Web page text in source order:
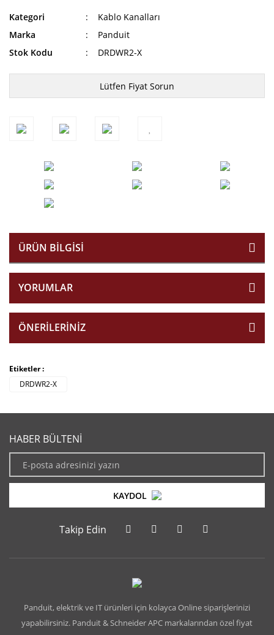
Kategori
Kablo Kanalları
Marka
Panduit
Stok Kodu
DRDWR2-X
Lütfen Fiyat Sorun
ÜRÜN BILGISI
YORUMLAR
ÖNERILERINIZ
Etiketler :
DRDWR2-X
HABER BÜLTENİ
KAYDOL
Takip Edin
Panduit, elektrik ve IT ürünleri için kolayca Online siparişlerinizi
yapabilirsiniz. Panduit & Schneider APC markalarından özel fiyat